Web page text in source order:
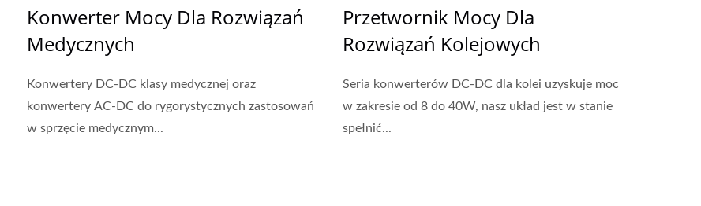
Konwerter Mocy Dla Rozwiązań
Medycznych
Konwertery DC-DC klasy medycznej oraz
konwertery AC-DC do rygorystycznych zastosowań
w sprzęcie medycznym...
Przetwornik Mocy Dla
Rozwiązań Kolejowych
Seria konwerterów DC-DC dla kolei uzyskuje moc
w zakresie od 8 do 40W, nasz układ jest w stanie
spełnić...